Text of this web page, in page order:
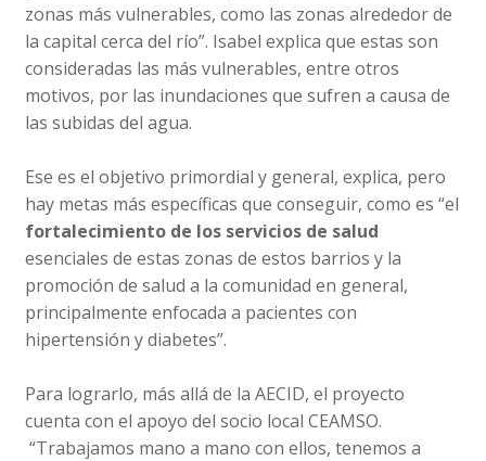
zonas más vulnerables, como las zonas alrededor de
la capital cerca del río”. Isabel explica que estas son
consideradas las más vulnerables, entre otros
motivos, por las inundaciones que sufren a causa de
las subidas del agua.
Ese es el objetivo primordial y general, explica, pero
hay metas más específicas que conseguir, como es “el
fortalecimiento de los servicios de salud
esenciales de estas zonas de estos barrios y la
promoción de salud a la comunidad en general,
principalmente enfocada a pacientes con
hipertensión y diabetes”.
Para lograrlo, más allá de la AECID, el proyecto
cuenta con el apoyo del socio local CEAMSO.
“Trabajamos mano a mano con ellos, tenemos a